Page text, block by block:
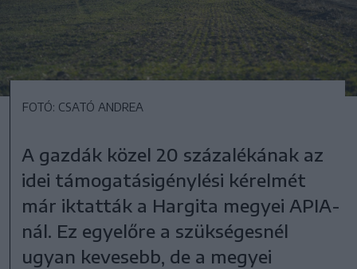
FOTÓ: CSATÓ ANDREA
A gazdák közel 20 százalékának az
idei támogatásigénylési kérelmét
már iktatták a Hargita megyei APIA-
nál. Ez egyelőre a szükségesnél
ugyan kevesebb, de a megyei